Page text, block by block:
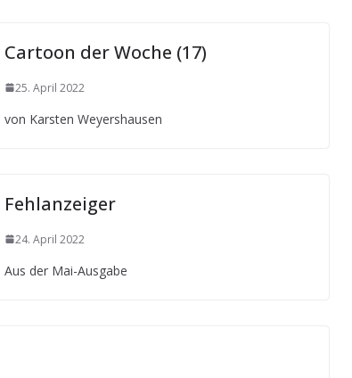
Cartoon der Woche (17)
25. April 2022
von Karsten Weyershausen
Fehlanzeiger
24. April 2022
Aus der Mai-Ausgabe